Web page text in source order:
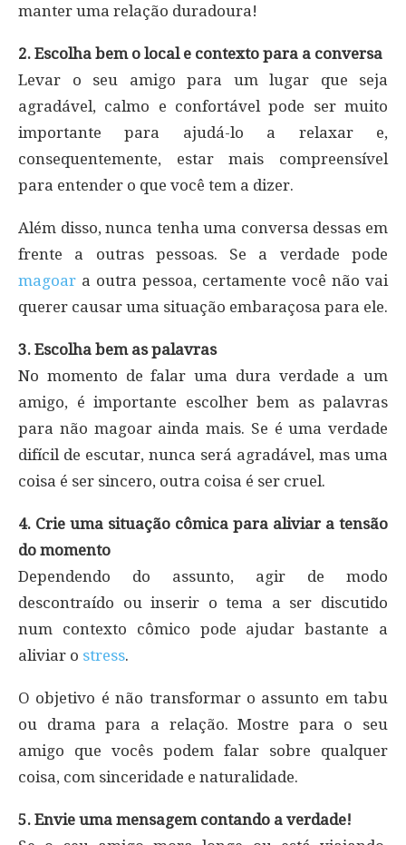
manter uma relação duradoura!
2. Escolha bem o local e contexto para a conversa
Levar o seu amigo para um lugar que seja
agradável, calmo e confortável pode ser muito
importante para ajudá-lo a relaxar e,
consequentemente, estar mais compreensível
para entender o que você tem a dizer.
Além disso, nunca tenha uma conversa dessas em
frente a outras pessoas. Se a verdade pode
magoar a outra pessoa, certamente você não vai
querer causar uma situação embaraçosa para ele.
3. Escolha bem as palavras
No momento de falar uma dura verdade a um
amigo, é importante escolher bem as palavras
para não magoar ainda mais. Se é uma verdade
difícil de escutar, nunca será agradável, mas uma
coisa é ser sincero, outra coisa é ser cruel.
4. Crie uma situação cômica para aliviar a tensão
do momento
Dependendo do assunto, agir de modo
descontraído ou inserir o tema a ser discutido
num contexto cômico pode ajudar bastante a
aliviar o stress.
O objetivo é não transformar o assunto em tabu
ou drama para a relação. Mostre para o seu
amigo que vocês podem falar sobre qualquer
coisa, com sinceridade e naturalidade.
5. Envie uma mensagem contando a verdade!